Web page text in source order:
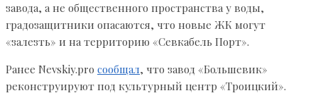
завода, а не общественного пространства у воды,
градозащитники опасаются, что новые ЖК могут
«залезть» и на территорию «Севкабель Порт».
Ранее Nevskiy.pro сообщал, что завод «Большевик»
реконструируют под культурный центр «Троицкий».